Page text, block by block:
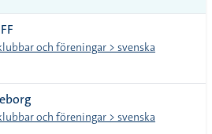
och föreningar > svenska
och föreningar > svenska